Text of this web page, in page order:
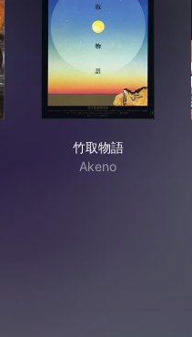
竹取物語
Akeno